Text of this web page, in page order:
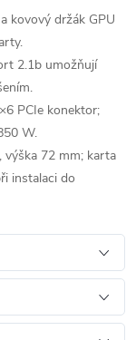
kovový držák GPU
2.1b umožňují
PCIe konektor;
W.
výška 72 mm; karta
instalaci do